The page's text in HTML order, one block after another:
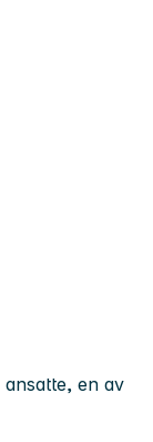
ansatte, en av